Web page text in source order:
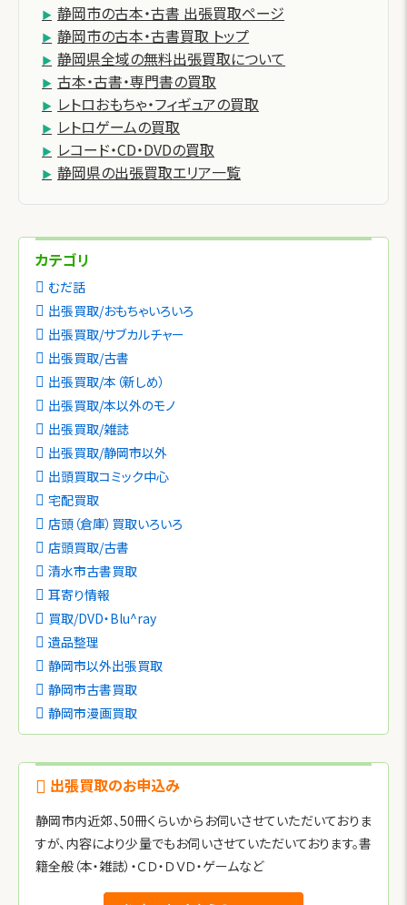
静岡市の古本・古書 出張買取ページ
静岡市の古本・古書買取 トップ
静岡県全域の無料出張買取について
古本・古書・専門書の買取
レトロおもちゃ・フィギュアの買取
レトロゲームの買取
レコード・CD・DVDの買取
静岡県の出張買取エリア一覧
カテゴリ
むだ話
出張買取/おもちゃいろいろ
出張買取/サブカルチャー
出張買取/古書
出張買取/本（新しめ）
出張買取/本以外のモノ
出張買取/雑誌
出張買取/静岡市以外
出頭買取コミック中心
宅配買取
店頭（倉庫）買取いろいろ
店頭買取/古書
清水市古書買取
耳寄り情報
買取/DVD・Blu^ray
遺品整理
静岡市以外出張買取
静岡市古書買取
静岡市漫画買取
出張買取のお申込み
静岡市内近郊、50冊くらいからお伺いさせていただいておりま
すが、内容により少量でもお伺いさせていただいております。書
籍全般（本・雑誌）・ＣＤ・ＤＶＤ・ゲームなど